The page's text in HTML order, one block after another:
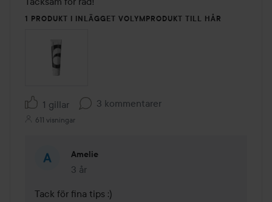
1 PRODUKT I INLÄGGET VOLYMPRODUKT TILL HÅR
1 gillar 3 kommentarer
611 visningar
Amelie
3 år
Kommentaren lades 3 år
Tack för fina tips :)